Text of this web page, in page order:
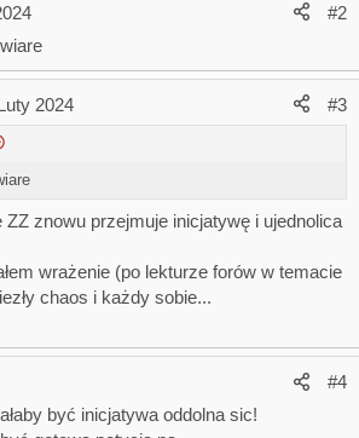
#2
2024 #3
ZZ znowu przejmuje inicjatywę i ujednolica
wrażenie (po lekturze forów w temacie
chaos i każdy sobie...
#4
być inicjatywa oddolna sic!